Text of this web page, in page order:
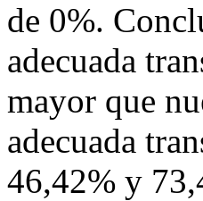
de 0%.
adecuada
mayor que
adecuada
46,42% y